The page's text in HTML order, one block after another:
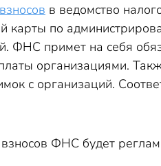
в ведомство
карты по
ФНС примет на себя
организациями.
с организаций.
ФНС будет